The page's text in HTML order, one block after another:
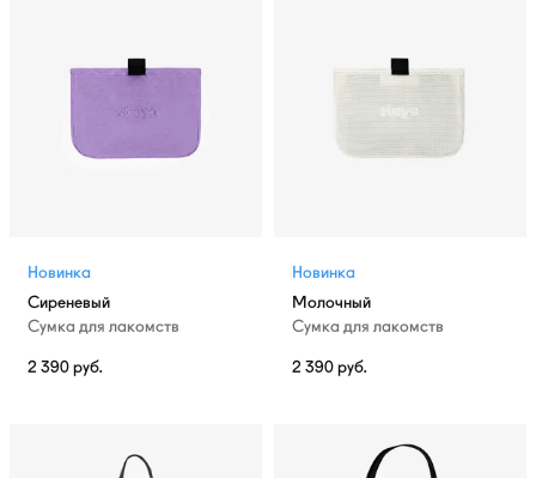
Новинка
Сиреневый
Сумка для лакомств
2 390 руб.
Новинка
Молочный
Сумка для лакомств
2 390 руб.